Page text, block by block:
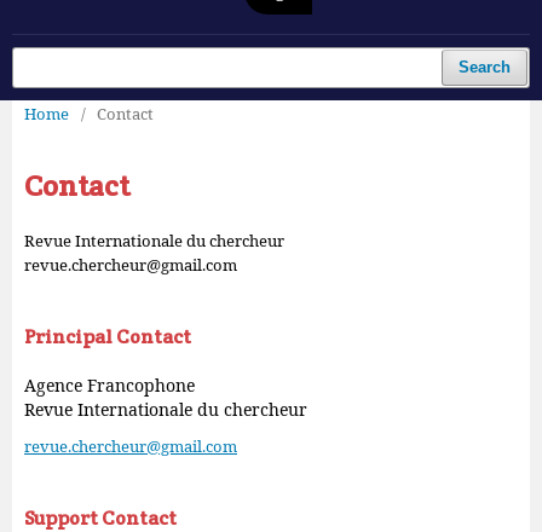
Search
Home / Contact
Contact
Revue Internationale du chercheur
revue.chercheur@gmail.com
Principal Contact
Agence Francophone
Revue Internationale du chercheur
revue.chercheur@gmail.com
Support Contact